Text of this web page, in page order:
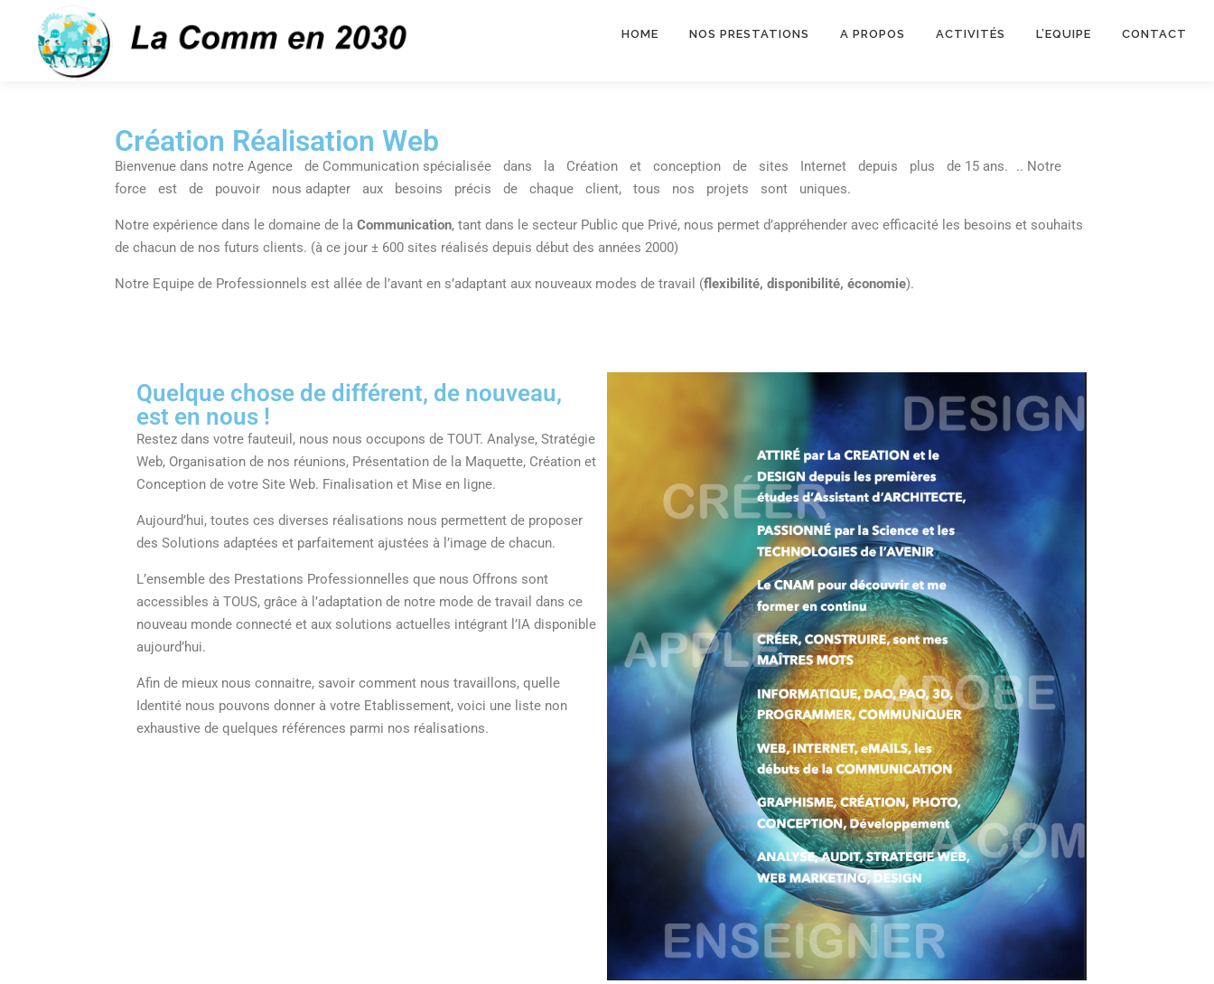
HOME NOS PRESTATIONS A PROPOS ACTIVITÉS L’EQUIPE CONTACT
Création Réalisation Web
Bienvenue dans notre Agence de Communication spécialisée dans la Création et conception de sites Internet depuis plus de 15 ans. .. Notre
force est de pouvoir nous adapter aux besoins précis de chaque client, tous nos projets sont uniques.
Notre expérience dans le domaine de la Communication, tant dans le secteur Public que Privé, nous permet d’appréhender avec efficacité les besoins et souhaits
de chacun de nos futurs clients. (à ce jour ± 600 sites réalisés depuis début des années 2000)
Notre Equipe de Professionnels est allée de l’avant en s’adaptant aux nouveaux modes de travail (flexibilité, disponibilité, économie).
Quelque chose de différent, de nouveau,
est en nous !
Restez dans votre fauteuil, nous nous occupons de TOUT. Analyse, Stratégie
Web, Organisation de nos réunions, Présentation de la Maquette, Création et
Conception de votre Site Web. Finalisation et Mise en ligne.
Aujourd’hui, toutes ces diverses réalisations nous permettent de proposer
des Solutions adaptées et parfaitement ajustées à l’image de chacun.
L’ensemble des Prestations Professionnelles que nous Offrons sont
accessibles à TOUS, grâce à l’adaptation de notre mode de travail dans ce
nouveau monde connecté et aux solutions actuelles intégrant l’IA disponible
aujourd’hui.
Afin de mieux nous connaitre, savoir comment nous travaillons, quelle
Identité nous pouvons donner à votre Etablissement, voici une liste non
exhaustive de quelques références parmi nos réalisations.